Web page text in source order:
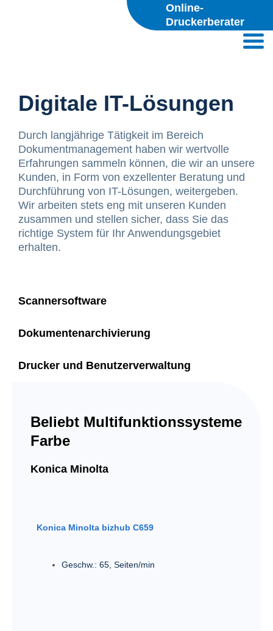
Online-
Druckerberater
Digitale IT-Lösungen
Durch langjährige Tätigkeit im Bereich
Dokumentmanagement haben wir wertvolle
Erfahrungen sammeln können, die wir an unsere
Kunden, in Form von exzellenter Beratung und
Durchführung von IT-Lösungen, weitergeben.
Wir arbeiten stets eng mit unseren Kunden
zusammen und stellen sicher, dass Sie das
richtige System für Ihr Anwendungsgebiet
erhalten.
Scannersoftware
Dokumentenarchivierung
Drucker und Benutzerverwaltung
Beliebt Multifunktionssysteme
Farbe
Konica Minolta
Konica Minolta bizhub C659
Geschw.: 65,Seiten/min